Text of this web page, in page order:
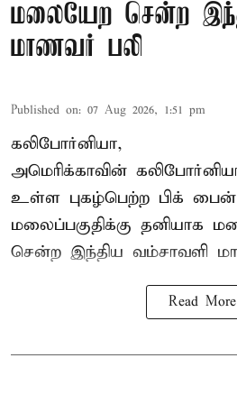
மலையேற சென்ற
மாணவர் பலி
Published on: 07 Aug 2026, 1:51 pm
கலிபோர்னியா,
அமெரிக்காவின்
உள்ள புகழ்பெற்ற பிக்
மலைப்பகுதிக்கு தனியாக
சென்ற இந்திய வம்சாவளி
Read More